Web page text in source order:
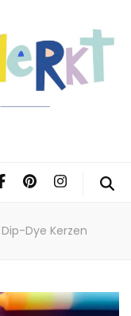
Dip-Dye Kerzen